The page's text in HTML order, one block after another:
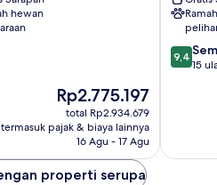
hewan
Harga
sekarang
Rp2.775.197
Rp2.775.197
total Rp2.934.679
termasuk pajak & biaya lainnya
16 Agu - 17 Agu
9.4
dari
9,4
15
properti serupa